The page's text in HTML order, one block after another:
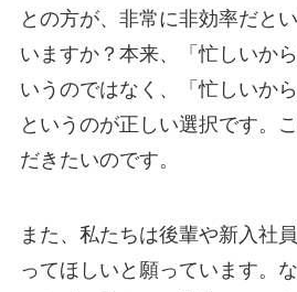
との方が、非常に非効率だと
いますか？本来、「忙しいか
いうのではなく、「忙しいか
というのが正しい選択です。
だきたいのです。
また、私たちは後輩や新入社
ってほしいと願っています。